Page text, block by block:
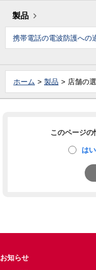
製品
携帯電話の電波防護への
ホーム 製品 店舗の
このページの
はい
お知らせ